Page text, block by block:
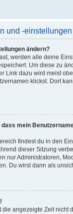
und -einstellungen
ändern?
werden alle deine
Um diese zu
Link dazu wird meist
klickst. Dort
mein
findest du in den
dieser Sitzung
nur Administratoren,
Du wirst dann als
die angezeigte Zeit nicht